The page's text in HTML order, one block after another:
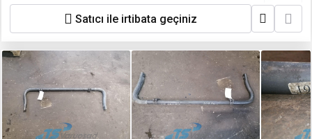
Satıcı ile irtibata geçiniz